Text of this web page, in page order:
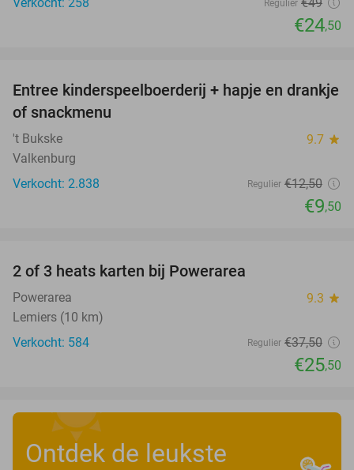
Verkocht: 258
Regulier €49
€24,50
24%
Entree kinderspeelboerderij + hapje en drankje
of snackmenu
't Bukske 9.7 star
Valkenburg
Verkocht: 2.838
Regulier €12,50
€9,50
2 of 3 heats karten bij Powerarea
Powerarea 9.3 star
Lemiers (10 km)
Verkocht: 584
Regulier €37,50
€25,50
Ontdek de leukste